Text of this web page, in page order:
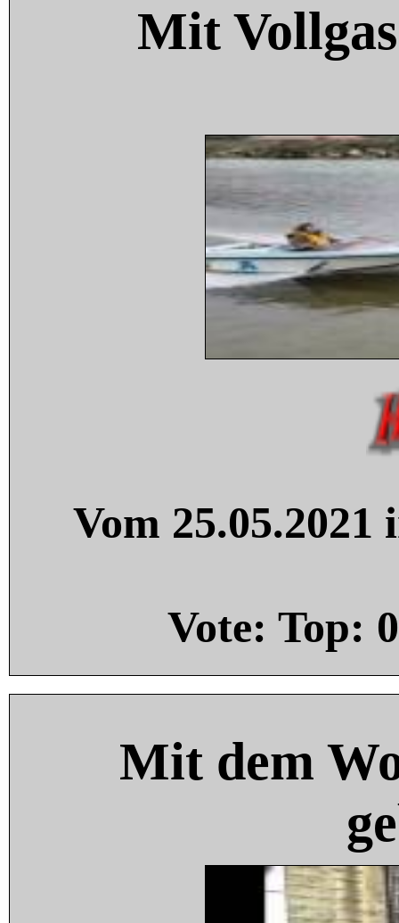
Mit
Vom
Vote: Top: 0
Mit dem